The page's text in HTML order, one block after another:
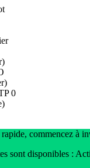
0
commencez à
sont disponibles :